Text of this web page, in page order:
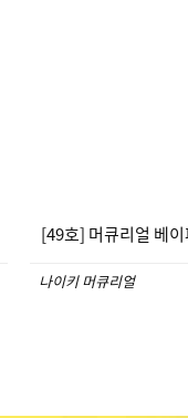
[49호] 머큐리얼 베
나이키 머큐리얼